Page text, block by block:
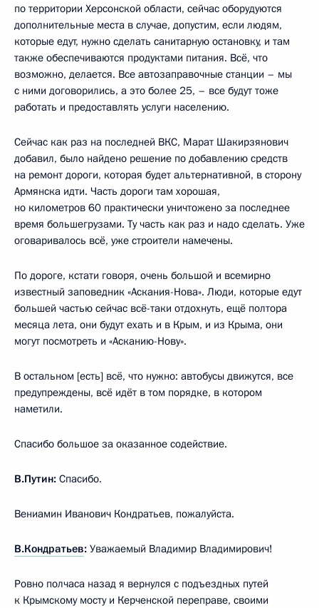
по территории Херсонской области, сейчас оборудуются
дополнительные места в случае, допустим, если людям,
которые едут, нужно сделать санитарную остановку, и там
также обеспечиваются продуктами питания. Всё, что
возможно, делается. Все автозаправочные станции – мы
с ними договорились, а это более 25, – все будут тоже
работать и предоставлять услуги населению.
Сейчас как раз на последней ВКС, Марат Шакирзянович
добавил, было найдено решение по добавлению средств
на ремонт дороги, которая будет альтернативной, в сторону
Армянска идти. Часть дороги там хорошая,
но километров 60 практически уничтожено за последнее
время большегрузами. Ту часть как раз и надо сделать. Уже
оговаривалось всё, уже строители намечены.
По дороге, кстати говоря, очень большой и всемирно
известный заповедник «Аскания-Нова». Люди, которые едут
большей частью сейчас всё-таки отдохнуть, ещё полтора
месяца лета, они будут ехать и в Крым, и из Крыма, они
могут посмотреть и «Асканию-Нову».
В остальном [есть] всё, что нужно: автобусы движутся, все
предупреждены, всё идёт в том порядке, в котором
наметили.
Спасибо большое за оказанное содействие.
В.Путин: Спасибо.
Вениамин Иванович Кондратьев, пожалуйста.
В.Кондратьев: Уважаемый Владимир Владимирович!
Ровно полчаса назад я вернулся с подъездных путей
к Крымскому мосту и Керченской переправе, своими